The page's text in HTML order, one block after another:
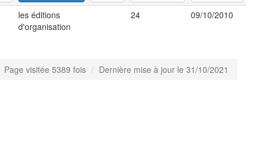
les éditions
d'organisation
24 09/10/2010
Page visitée 5389 fois Dernière mise à jour le 31/10/2021